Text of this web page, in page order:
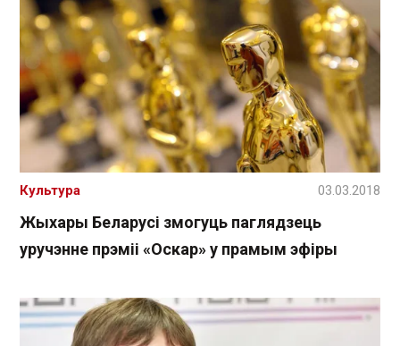
Жыхары Беларусі змогуць паглядзець
уручэнне прэміі «Оскар» у прамым эфіры
Культура 03.03.2018